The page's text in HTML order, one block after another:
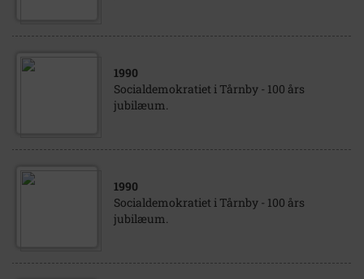
1990
Socialdemokratiet i Tårnby - 100 års
jubilæum.
1990
Socialdemokratiet i Tårnby - 100 års
jubilæum.